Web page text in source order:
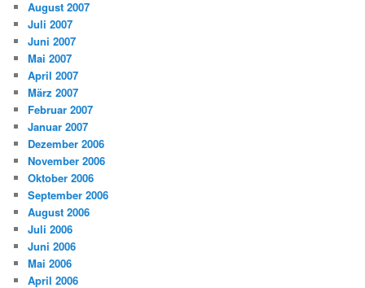
August 2007
Juli 2007
Juni 2007
Mai 2007
April 2007
März 2007
Februar 2007
Januar 2007
Dezember 2006
November 2006
Oktober 2006
September 2006
August 2006
Juli 2006
Juni 2006
Mai 2006
April 2006